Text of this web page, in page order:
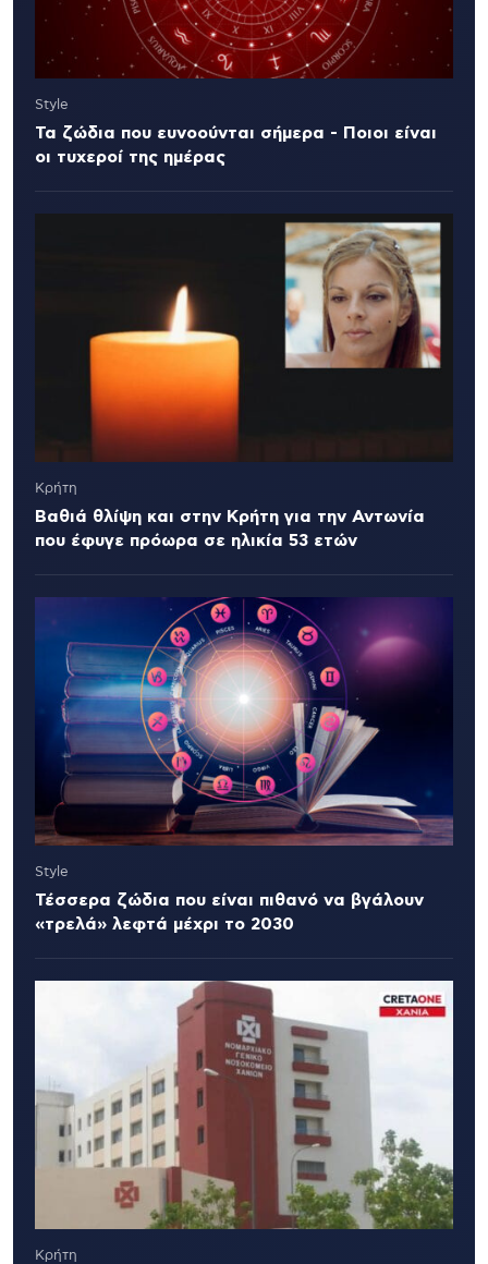
Style
Τα ζώδια που ευνοούνται σήμερα - Ποιοι είναι
οι τυχεροί της ημέρας
Κρήτη
Βαθιά θλίψη και στην Κρήτη για την Αντωνία
που έφυγε πρόωρα σε ηλικία 53 ετών
Style
Τέσσερα ζώδια που είναι πιθανό να βγάλουν
«τρελά» λεφτά μέχρι το 2030
Κρήτη